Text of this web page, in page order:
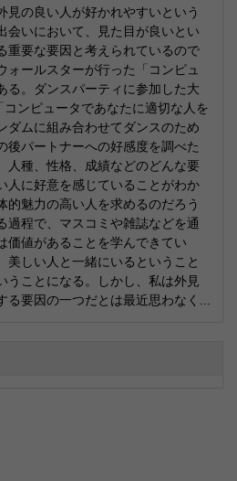
の良い人が好かれやすいという
会いにおいて、見た目が良いとい
重要な要因と考えられているので
ォールスターが行った「コンピュ
る。ダンスパーティに参加した大
ンピュータであなたに適切な人を
ダムに組み合わせてダンスのため
後パートナーへの好感度を調べた
人種、性格、成績などのどんな要
人に好意を感じていることがわか
的魅力の高い人を求めるのだろう
過程で、マスコミや雑誌などを通
価値があることを学んできてい
美しい人と一緒にいるということ
うことになる。しかし、私は外見
要因の一つだとは最近思わなく...